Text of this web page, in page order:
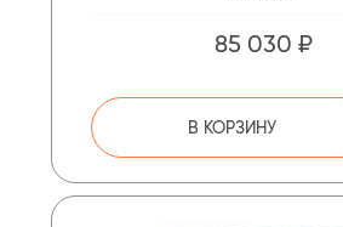
85 030 ₽
В КОРЗИНУ